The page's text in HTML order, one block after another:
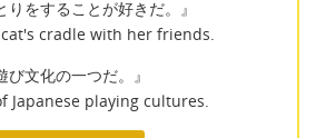
りをすることが好きだ。』
cradle with her friends.
び文化の一つだ。』
Japanese playing cultures.